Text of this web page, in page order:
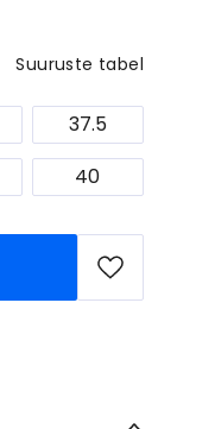
Suuruste tabel
37.5
40